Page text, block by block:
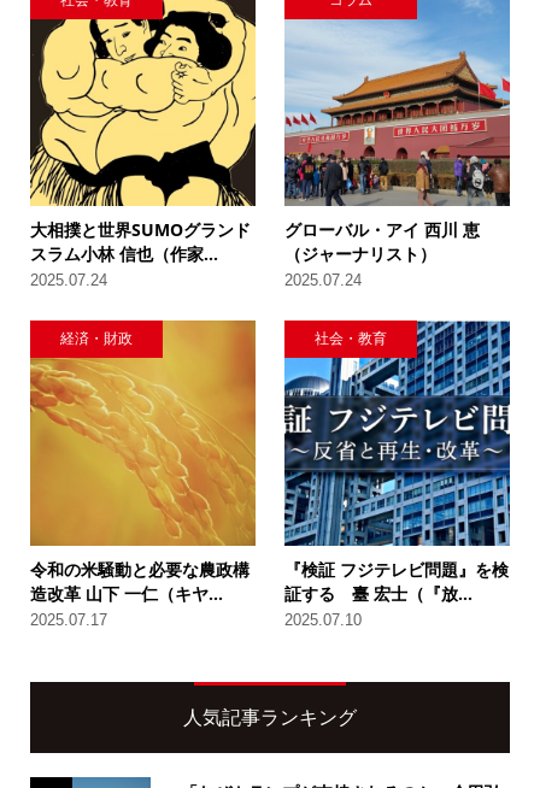
大相撲と世界SUMOグランド
スラム小林 信也（作家...
2025.07.24
グローバル・アイ 西川 恵
（ジャーナリスト）
2025.07.24
経済・財政
令和の米騒動と必要な農政構
造改革 山下 一仁（キヤ...
2025.07.17
社会・教育
『検証 フジテレビ問題』を検
証する 臺 宏士（『放...
2025.07.10
人気記事ランキング